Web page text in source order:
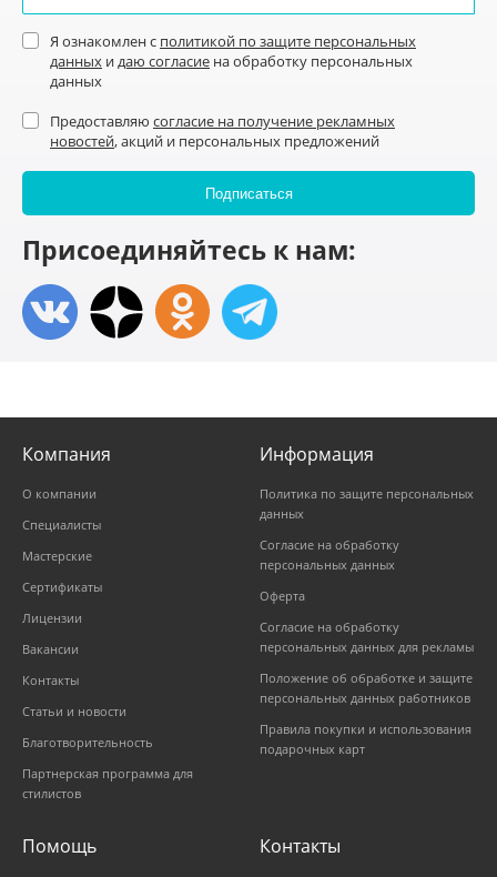
Я ознакомлен с политикой по защите персональных
данных и даю согласие на обработку персональных
данных
Предоставляю согласие на получение рекламных
новостей, акций и персональных предложений
Присоединяйтесь к нам:
Компания
О компании
Специалисты
Мастерские
Сертификаты
Лицензии
Вакансии
Контакты
Статьи и новости
Благотворительность
Партнерская программа для
стилистов
Информация
Политика по защите персональных
данных
Согласие на обработку
персональных данных
Оферта
Согласие на обработку
персональных данных для рекламы
Положение об обработке и защите
персональных данных работников
Правила покупки и использования
подарочных карт
Помощь Контакты